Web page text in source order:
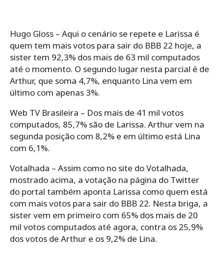
Hugo Gloss – Aqui o cenário se repete e Larissa é
quem tem mais votos para sair do BBB 22 hoje, a
sister tem 92,3% dos mais de 63 mil computados
até o momento. O segundo lugar nesta parcial é de
Arthur, que soma 4,7%, enquanto Lina vem em
último com apenas 3%.
Web TV Brasileira – Dos mais de 41 mil votos
computados, 85,7% são de Larissa. Arthur vem na
segunda posição com 8,2% e em último está Lina
com 6,1%.
Votalhada – Assim como no site do Votalhada,
mostrado acima, a votação na página do Twitter
do portal também aponta Larissa como quem está
com mais votos para sair do BBB 22. Nesta briga, a
sister vem em primeiro com 65% dos mais de 20
mil votos computados até agora, contra os 25,9%
dos votos de Arthur e os 9,2% de Lina.